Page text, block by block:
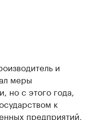
и
меры
но с этого года,
к
предприятий,